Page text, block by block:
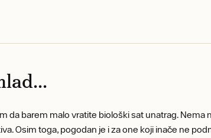
da barem malo vratite biološki sat unatrag.
Osim toga, pogodan je i za one koji inače ne